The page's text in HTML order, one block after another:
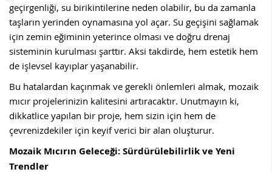
geçirgenliği, su birikintilerine neden olabilir, bu da zamanla
taşların yerinden oynamasına yol açar. Su geçişini sağlamak
için zemin eğiminin yeterince olması ve doğru drenaj
sisteminin kurulması şarttır. Aksi takdirde, hem estetik hem
de işlevsel kayıplar yaşanabilir.
Bu hatalardan kaçınmak ve gerekli önlemleri almak, mozaik
mıcır projelerinizin kalitesini artıracaktır. Unutmayın ki,
dikkatlice yapılan bir proje, hem sizin için hem de
çevrenizdekiler için keyif verici bir alan oluşturur.
Mozaik Mıcırın Geleceği: Sürdürülebilirlik ve Yeni
Trendler